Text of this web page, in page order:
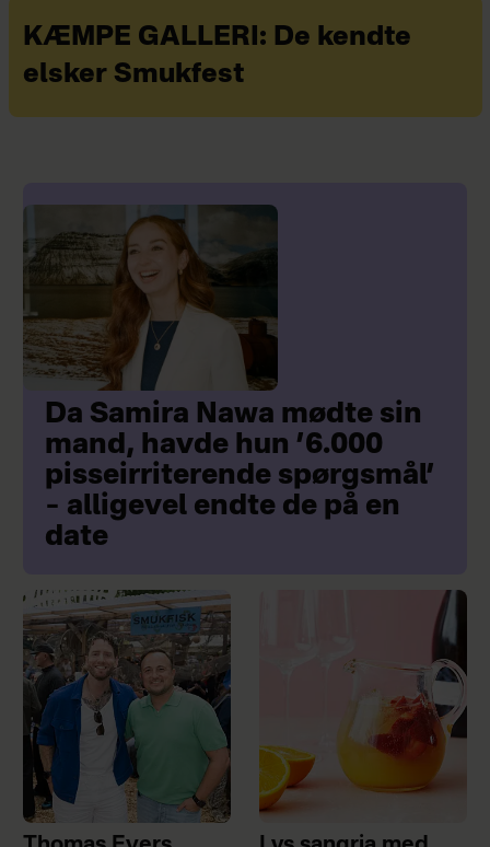
KÆMPE GALLERI: De kendte
elsker Smukfest
Da Samira Nawa mødte sin
mand, havde hun ’6.000
pisseirriterende spørgsmål’
– alligevel endte de på en
date